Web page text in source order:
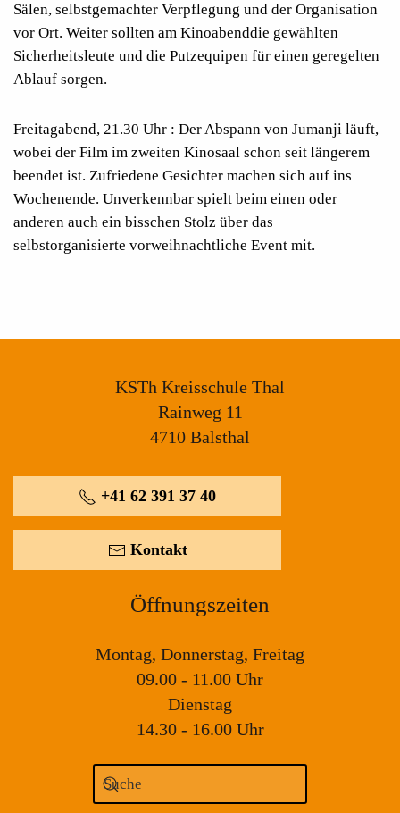
Sälen, selbstgemachter Verpflegung und der Organisation
vor Ort. Weiter sollten am Kinoabenddie gewählten
Sicherheitsleute und die Putzequipen für einen geregelten
Ablauf sorgen.
Freitagabend, 21.30 Uhr : Der Abspann von Jumanji läuft,
wobei der Film im zweiten Kinosaal schon seit längerem
beendet ist. Zufriedene Gesichter machen sich auf ins
Wochenende. Unverkennbar spielt beim einen oder
anderen auch ein bisschen Stolz über das
selbstorganisierte vorweihnachtliche Event mit.
KSTh Kreisschule Thal
Rainweg 11
4710 Balsthal
+41 62 391 37 40
Kontakt
Öffnungszeiten
Montag, Donnerstag, Freitag
09.00 - 11.00 Uhr
Dienstag
14.30 - 16.00 Uhr